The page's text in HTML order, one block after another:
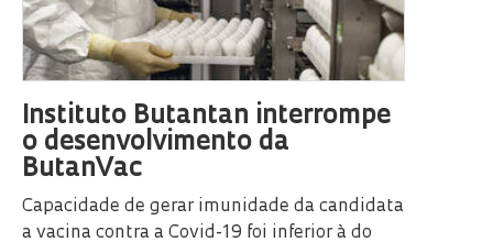
Instituto Butantan interrompe
o desenvolvimento da
ButanVac
Capacidade de gerar imunidade da candidata
a vacina contra a Covid-19 foi inferior à do